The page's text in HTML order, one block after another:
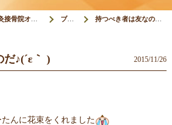
大田区のマッサージ＆鍼灸接骨院オリーブ(Olive) ブログ 持つべき者は友なのだ♪(´ε｀ )
♪(´ε｀ ) 2015/11/26
んに花束をくれました